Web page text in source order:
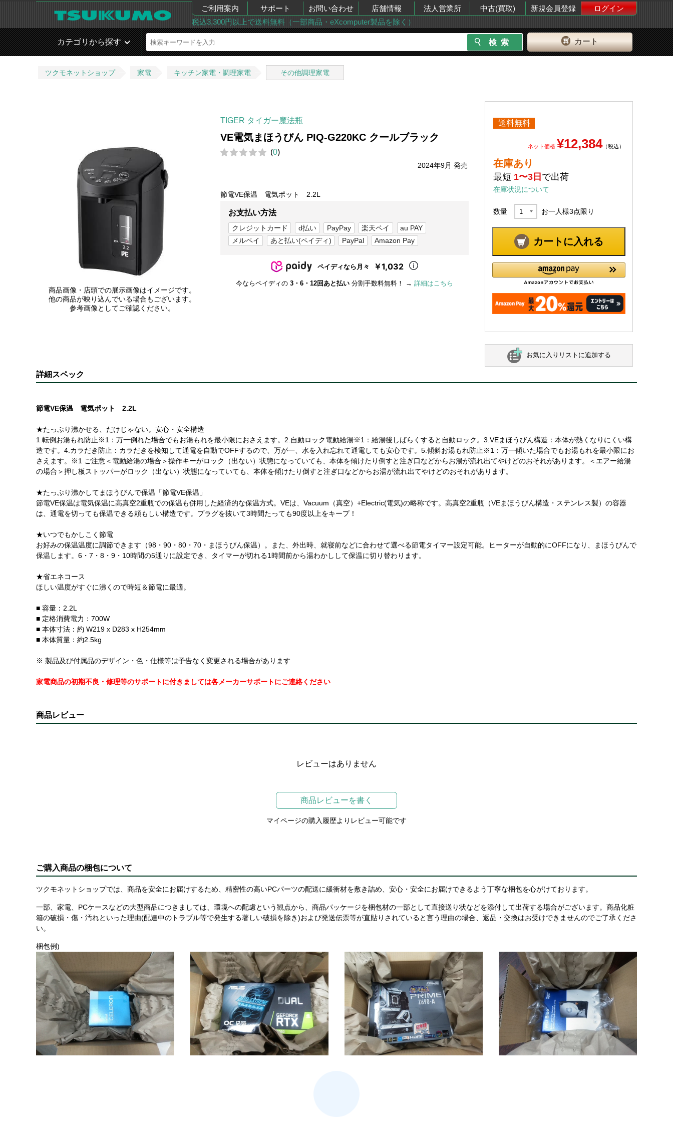
ご利用案内 サポート お問い合わせ 店舗情報 法人営業所 中古(買取) 新規会員登録
ログイン
税込3,300円以上で送料無料（一部商品・eXcomputer製品を除く）
カート
カテゴリから探す
ツクモネットショップ 家電 キッチン家電・調理家電 その他調理家電
商品画像・店頭での展示画像はイメージです。
他の商品が映り込んでいる場合もございます。
参考画像としてご確認ください。
TIGER タイガー魔法瓶
VE電気まほうびん PIQ-G220KC クールブラック
(0)
2024年9月 発売
節電VE保温 電気ポット 2.2L
お支払い方法
クレジットカード d払い PayPay 楽天ペイ
au PAY
メルペイ
あと払い(ペイディ) PayPal Amazon Pay
ペイディなら月々 ￥1,032
今ならペイディの 3・6・12回あと払い 分割手数料無料！ → 詳細はこちら
送料無料
ネット価格 ¥12,384（税込）
在庫あり
最短 1〜3日 で出荷
在庫状況について
数量 お一人様3点限り
カートに入れる
お気に入りリストに追加する
詳細スペック
節電VE保温 電気ポット 2.2L
★たっぷり沸かせる、だけじゃない。安心・安全構造
1.転倒お湯もれ防止※1：万一倒れた場合でもお湯もれを最小限におさえます。2.自動ロック電動給湯※1：給湯後しばらくすると自動ロック。3.VEまほうびん構造：本体が熱くなりにくい構
造です。4.カラだき防止：カラだきを検知して通電を自動でOFFするので、万が一、水を入れ忘れて通電しても安心です。5.傾斜お湯もれ防止※1：万一傾いた場合でもお湯もれを最小限にお
さえます。※1 ご注意＜電動給湯の場合＞操作キーがロック（出ない）状態になっていても、本体を傾けたり倒すと注ぎ口などからお湯が流れ出てやけどのおそれがあります。＜エアー給湯
の場合＞押し板ストッパーがロック（出ない）状態になっていても、本体を傾けたり倒すと注ぎ口などからお湯が流れ出てやけどのおそれがあります。
★たっぷり沸かしてまほうびんで保温「節電VE保温」
節電VE保温は電気保温に高真空2重瓶での保温も併用した経済的な保温方式。VEは、Vacuum（真空）+Electric(電気)の略称です。高真空2重瓶（VEまほうびん構造・ステンレス製）の容器
は、通電を切っても保温できる頼もしい構造です。プラグを抜いて3時間たっても90度以上をキープ！
★いつでもかしこく節電
お好みの保温温度に調節できます（98・90・80・70・まほうびん保温）。また、外出時、就寝前などに合わせて選べる節電タイマー設定可能。ヒーターが自動的にOFFになり、まほうびんで
保温します。6・7・8・9・10時間の5通りに設定でき、タイマーが切れる1時間前から湯わかしして保温に切り替わります。
★省エネコース
ほしい温度がすぐに沸くので時短＆節電に最適。
■ 容量：2.2L
■ 定格消費電力：700W
■ 本体寸法：約 W219 x D283 x H254mm
■ 本体質量：約2.5kg
※ 製品及び付属品のデザイン・色・仕様等は予告なく変更される場合があります
家電商品の初期不良・修理等のサポートに付きましては各メーカーサポートにご連絡ください
商品レビュー
レビューはありません
商品レビューを書く
マイページの購入履歴よりレビュー可能です
ご購入商品の梱包について
ツクモネットショップでは、商品を安全にお届けするため、精密性の高いPCパーツの配送に緩衝材を敷き詰め、安心・安全にお届けできるよう丁寧な梱包を心がけております。
一部、家電、PCケースなどの大型商品につきましては、環境への配慮という観点から、商品パッケージを梱包材の一部として直接送り状などを添付して出荷する場合がございます。商品化粧
箱の破損・傷・汚れといった理由(配達中のトラブル等で発生する著しい破損を除き)および発送伝票等が直貼りされていると言う理由の場合、返品・交換はお受けできませんのでご了承くださ
い。
梱包例)